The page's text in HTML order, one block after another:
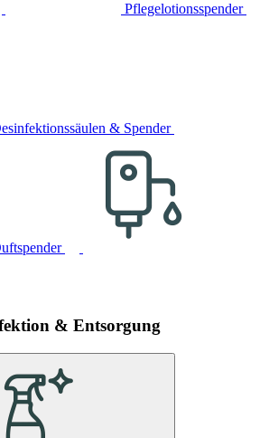
Pflegelotionsspender
& Spender
& Entsorgung